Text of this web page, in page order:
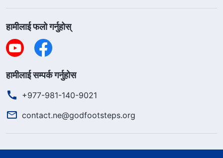
हामीलाई फलो गर्नुहोस्
हामीलाई सम्पर्क गर्नुहोस
+977-981-140-9021
contact.ne@godfootsteps.org